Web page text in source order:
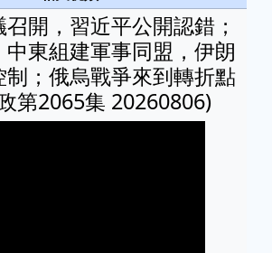
開，習近平公開認錯；
東組建軍事同盟，伊朗
制；俄烏戰爭來到轉折點
第2065集 20260806)